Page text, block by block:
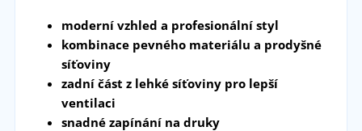
moderní vzhled a profesionální styl
kombinace pevného materiálu a prodyšné
síťoviny
zadní část z lehké síťoviny pro lepší
ventilaci
snadné zapínání na druky